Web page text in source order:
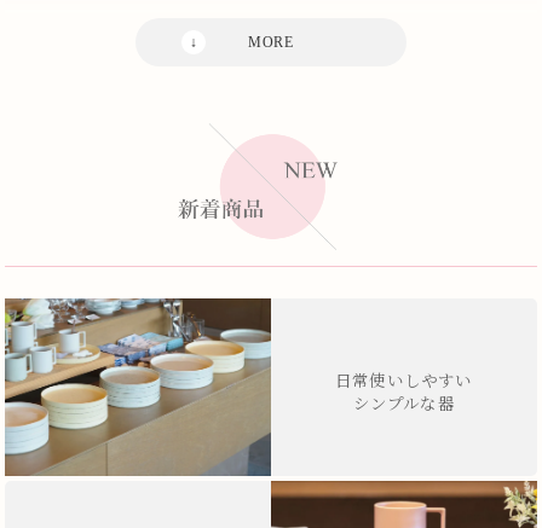
日常使いしやすい
シンプルな器